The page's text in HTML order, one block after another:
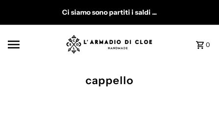
Vai direttamente ai contenutiCi siamo sono partiti i saldi ...
0
cappello